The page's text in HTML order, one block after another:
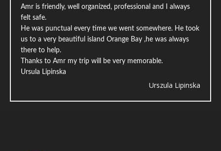
Amr is friendly, well organized, professional and I always
felt safe.
He was punctual every time we went somewhere. He took
us to a very beautiful island Orange Bay ,he was always
there to help.
Thanks to Amr my trip will be very memorable.
Ursula Lipinska
Urszula Lipinska